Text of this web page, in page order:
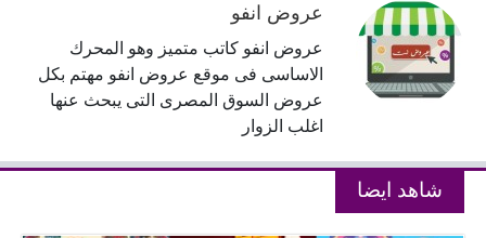
عروض انفو
عروض انفو كاتب متميز وهو المحرك
الاساسى فى موقع عروض انفو مهتم بكل
عروض السوق المصرى التى يبحث عنها
اغلب الزوار
شاهد ايضا